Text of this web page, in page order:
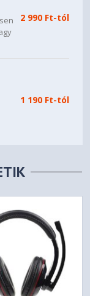
2 990 Ft-tól
1 190 Ft-tól